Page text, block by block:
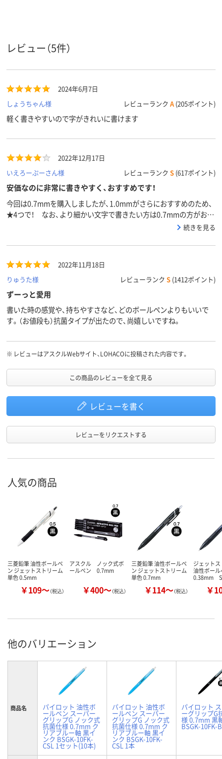
軸径 10.6mm
ブラック系 ブラック系 ブラック系
アスクル
スコア
45 90
レビュー（5件）
2024年6月7日
しょうちゃん様
レビューランク A (205ポイント)
軽く書きやすいので字がきれいに書けます
2022年12月17日
いえろーぷーさん様
レビューランク S (617ポイント)
安価なのに非常に書きやすく、おすすめです！
今回は0.7mmを購入しましたが、1.0mmがさらにおすすめのため、
★4つで！ なお、より細かい文字で書きたい方は0.7mmの方がおす
続きを見る
2022年11月18日
りゅうた様
レビューランク S (1412ポイント)
ずーっと愛用
書いた時の感覚や、持ちやすさなど、どのボールペンよりもいいで
す。（お値段も）抗菌タイプが出たので、尚嬉しいですね。
※ レビューはアスクルWebサイト、LOHACOに投稿された内容です。
この商品のレビューを全て見る
レビューを書く
レビューをリクエストする
人気の商品
三菱鉛筆 油性ボールペ
ン ジェットストリーム
単色 0.5mm
￥109～（税込）
アスクル ノック式ボ
ールペン 0.7mm
￥400～（税込）
三菱鉛筆 油性ボールペ
ン ジェットストリーム
単色 0.7mm
￥114～（税込）
ジェット
油性ボー
0.38mm
￥
他のバリエーション
商品名 パイロット 油性ボ
ールペン スーパー
グリップG ノック式
抗菌仕様 0.7mm ク
リアブルー軸 黒イ
ンク BSGK-10FK-
CSL 1セット(10本)
パイロット 油性ボ
ールペン スーパー
グリップG ノック式
抗菌仕様 0.7mm ク
リアブルー軸 黒イ
ンク BSGK-10FK-
CSL 1本
パイロット
ーグリップG
様 0.7mm 黒
BSGK-10FK-